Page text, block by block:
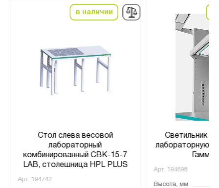
в наличии
Стол слева весовой
лабораторный
комбинированный СВК-15-7
LAB, столешница HPL PLUS
Арт. 194742
Светильник
лабораторную
Гамма
Арт. 194698
Высота, мм